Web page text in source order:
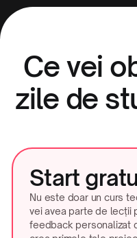
Ce vei
zile de
Start
Nu este doar un curs
vei avea parte de lecții
feedback personalizat